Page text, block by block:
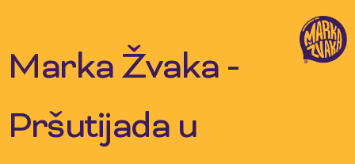
Marka Žvaka -
Pršutijada u